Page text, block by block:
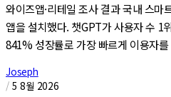
와이즈앱·리테일 조사 결과 국내 스
앱을 설치했다. 챗GPT가 사용자 수 1
841% 성장률로 가장 빠르게 이용자
Joseph
/ 5 8월 2026